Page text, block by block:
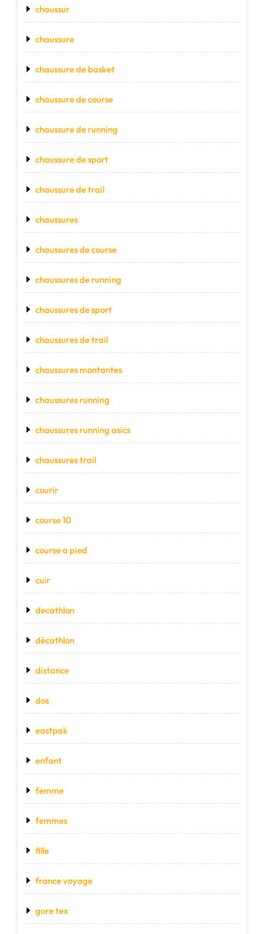
chaussur
chaussure
chaussure de basket
chaussure de course
chaussure de running
chaussure de sport
chaussure de trail
chaussures
chaussures de course
chaussures de running
chaussures de sport
chaussures de trail
chaussures montantes
chaussures running
chaussures running asics
chaussures trail
courir
course 10
course a pied
cuir
decathlon
décathlon
distance
dos
eastpak
enfant
femme
femmes
fille
france voyage
gore tex